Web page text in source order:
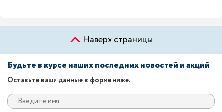
Наверх страницы
Будьте в курсе наших последних новостей и акций
Оставьте ваши данные в форме ниже.